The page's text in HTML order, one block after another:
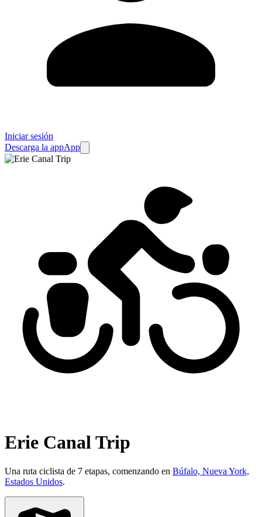
Iniciar sesión
Descarga la appApp
Erie Canal Trip
Una ruta ciclista de 7 etapas, comenzando en Búfalo, Nueva York,
Estados Unidos.